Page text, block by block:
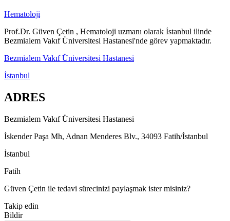
Hematoloji
Prof.Dr. Güven Çetin , Hematoloji uzmanı olarak İstanbul ilinde
Bezmialem Vakıf Üniversitesi Hastanesi'nde görev yapmaktadır.
Bezmialem Vakıf Üniversitesi Hastanesi
İstanbul
ADRES
Bezmialem Vakıf Üniversitesi Hastanesi
İskender Paşa Mh, Adnan Menderes Blv., 34093 Fatih/İstanbul
İstanbul
Fatih
Güven Çetin ile tedavi sürecinizi paylaşmak ister misiniz?
Takip edin
Bildir